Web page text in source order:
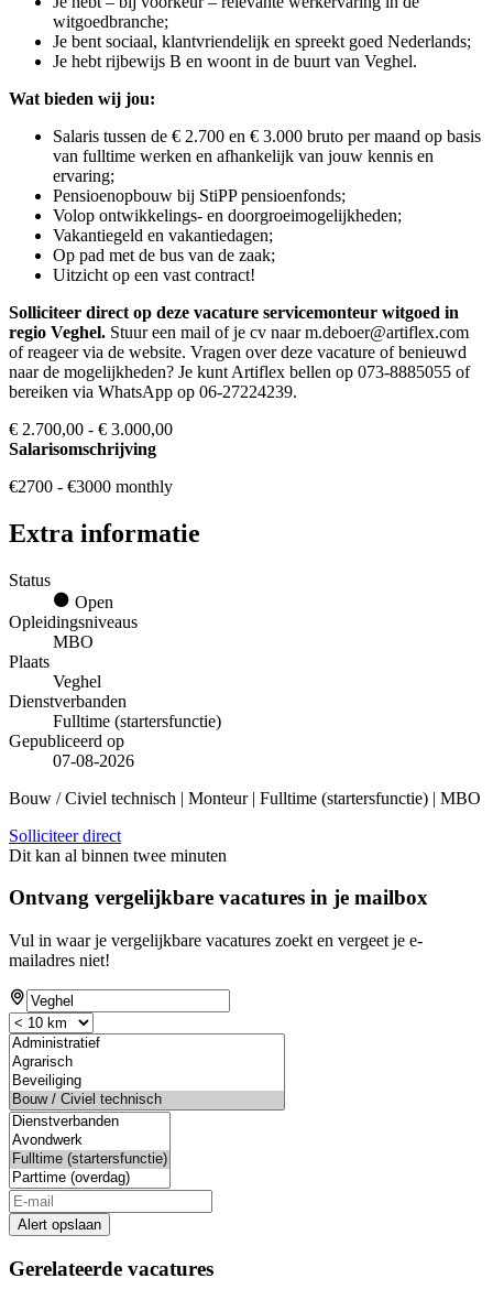
witgoedbranche;
Je bent sociaal, klantvriendelijk en spreekt goed Nederlands;
Je hebt rijbewijs B en woont in de buurt van Veghel.
Wat bieden wij jou:
Salaris tussen de € 2.700 en € 3.000 bruto per maand op basis
van fulltime werken en afhankelijk van jouw kennis en
ervaring;
Pensioenopbouw bij StiPP pensioenfonds;
Volop ontwikkelings- en doorgroeimogelijkheden;
Vakantiegeld en vakantiedagen;
Op pad met de bus van de zaak;
Uitzicht op een vast contract!
Solliciteer direct op deze vacature servicemonteur witgoed in
regio Veghel. Stuur een mail of je cv naar m.deboer@artiflex.com
of reageer via de website. Vragen over deze vacature of benieuwd
naar de mogelijkheden? Je kunt Artiflex bellen op 073-8885055 of
bereiken via WhatsApp op 06-27224239.
€ 2.700,00 - € 3.000,00
Salarisomschrijving
€2700 - €3000 monthly
Extra informatie
Status
Open
Opleidingsniveaus
MBO
Plaats
Veghel
Dienstverbanden
Fulltime (startersfunctie)
Gepubliceerd op
07-08-2026
Bouw / Civiel technisch | Monteur | Fulltime (startersfunctie) | MBO
Solliciteer direct
Dit kan al binnen twee minuten
Ontvang vergelijkbare vacatures in je mailbox
Vul in waar je vergelijkbare vacatures zoekt en vergeet je e-
mailadres niet!
Alert opslaan
Gerelateerde vacatures